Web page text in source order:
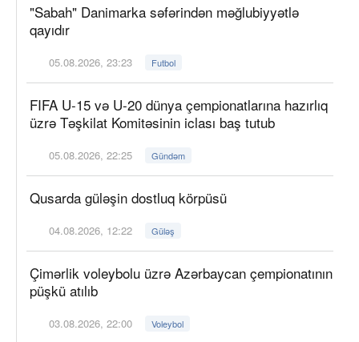
"Sabah" Danimarka səfərindən məğlubiyyətlə
qayıdır
05.08.2026, 23:23 Futbol
FIFA U-15 və U-20 dünya çempionatlarına hazırlıq
üzrə Təşkilat Komitəsinin iclası baş tutub
05.08.2026, 22:25 Gündəm
Qusarda güləşin dostluq körpüsü
04.08.2026, 12:22 Güləş
Çimərlik voleybolu üzrə Azərbaycan çempionatının
püşkü atılıb
03.08.2026, 22:00 Voleybol